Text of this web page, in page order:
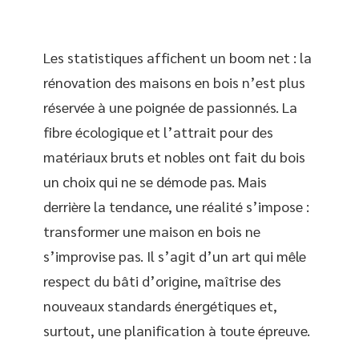
Les statistiques affichent un boom net : la
rénovation des maisons en bois n’est plus
réservée à une poignée de passionnés. La
fibre écologique et l’attrait pour des
matériaux bruts et nobles ont fait du bois
un choix qui ne se démode pas. Mais
derrière la tendance, une réalité s’impose :
transformer une maison en bois ne
s’improvise pas. Il s’agit d’un art qui mêle
respect du bâti d’origine, maîtrise des
nouveaux standards énergétiques et,
surtout, une planification à toute épreuve.